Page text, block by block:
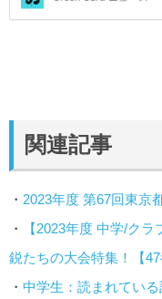
関連記事
・ 2023年度 第67回東京
・
【2023年度 中学/ク
鋭たちの大会特集！【47
・ 中学生：読まれてい